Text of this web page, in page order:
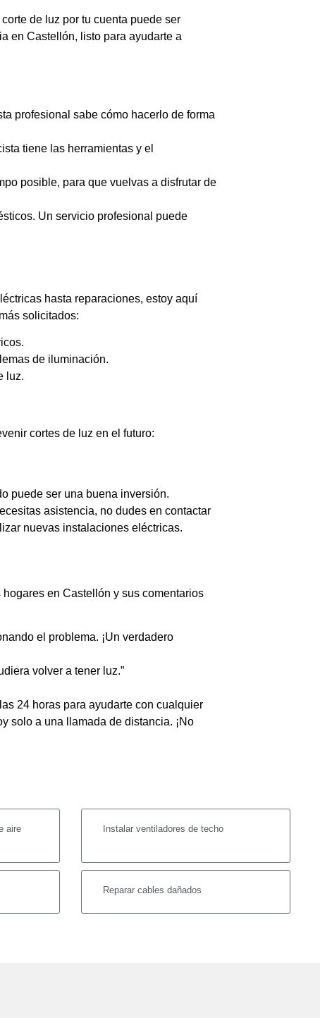
de luz por tu cuenta puede ser
en Castellón, listo para ayudarte a
profesional sabe cómo hacerlo de forma
tiene las herramientas y el
posible, para que vuelvas a disfrutar de
Un servicio profesional puede
hasta reparaciones, estoy aquí
solicitados:
de iluminación.
luz.
cortes de luz en el futuro:
puede ser una buena inversión.
asistencia, no dudes en contactar
nuevas instalaciones eléctricas.
en Castellón y sus comentarios
el problema. ¡Un verdadero
volver a tener luz.”
24 horas para ayudarte con cualquier
solo a una llamada de distancia. ¡No
aire
Instalar ventiladores de techo
Reparar cables dañados